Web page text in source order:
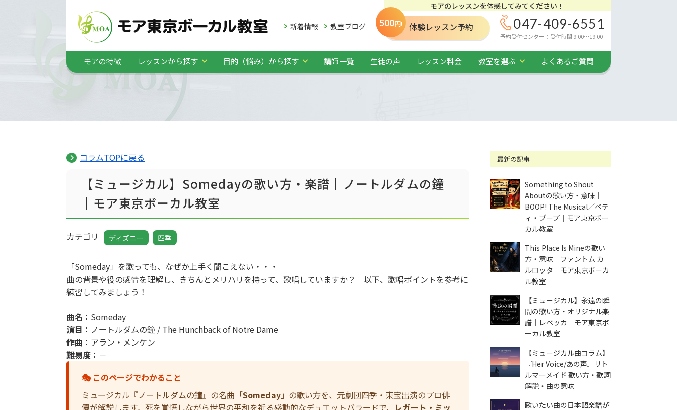
新着情報 教室ブログ
モアのレッスンを体感してみてください！
500円! 体験レッスン予約 047-409-6551
予約受付センター：受付時間 9:00～19:00
モアの特徴 レッスンから探す 目的（悩み）から探す 講師一覧 生徒の声 レッスン料金 教室を選ぶ よくあるご質問
コラムTOPに戻る
【ミュージカル】Somedayの歌い方・楽譜｜ノートルダムの鐘
｜モア東京ボーカル教室
カテゴリ ディズニー 四季
「Someday」を歌っても、なぜか上手く聞こえない・・・
曲の背景や役の感情を理解し、きちんとメリハリを持って、歌唱していますか？ 以下、歌唱ポイントを参考に
練習してみましょう！
曲名： Someday
演目： ノートルダムの鐘 / The Hunchback of Notre Dame
作曲： アラン・メンケン
難易度： －
🎭 このページでわかること
ミュージカル『ノートルダムの鐘』の名曲 「Someday」 の歌い方を、元劇団四季・東宝出演のプロ俳
優が解説します。死を覚悟しながら世界の平和を祈る感動的なデュエットバラードで、 レガート・ミッ
最新の記事
Something to Shout
Aboutの歌い方・意味｜
BOOP! The Musical／ベテ
ィ・ブープ｜モア東京ボー
カル教室
This Place Is Mineの歌い
方・意味｜ファントム カ
ルロッタ｜モア東京ボーカ
ル教室
【ミュージカル】永遠の瞬
間の歌い方・オリジナル楽
譜｜レベッカ｜モア東京ボ
ーカル教室
【ミュージカル曲コラム】
『Her Voice/あの声』リト
ルマーメイド 歌い方・歌詞
解説・曲の意味
歌いたい曲の日本語楽譜が